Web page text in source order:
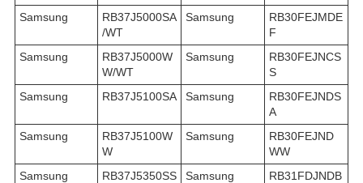
Samsung
RB37J5000SA
/WT
Samsung
RB30FEJMDE
F
Samsung
RB37J5000W
W/WT
Samsung
RB30FEJNCS
S
Samsung
RB37J5100SA Samsung
RB30FEJNDS
A
Samsung
RB37J5100W
W
Samsung
RB30FEJND
WW
Samsung
RB37J5350SS Samsung
RB31FDJNDB